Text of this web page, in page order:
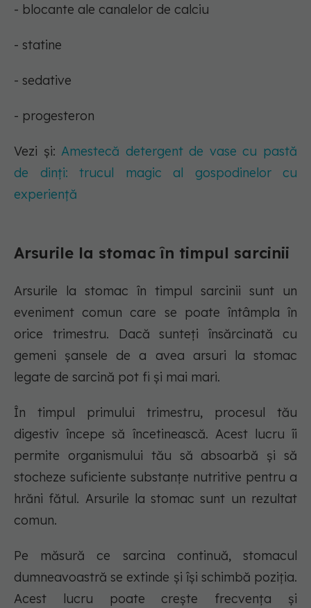
- blocante ale canalelor de calciu
- statine
- sedative
- progesteron
Vezi și:Amestecă detergent de vase cu pastă
de dinți: trucul magic al gospodinelor cu
experiență
Arsurile la stomac în timpul sarcinii
Arsurile la stomac în timpul sarcinii sunt un
eveniment comun care se poate întâmpla în
orice trimestru. Dacă sunteți însărcinată cu
gemeni șansele de a avea arsuri la stomac
legate de sarcină pot fi și mai mari.
În timpul primului trimestru, procesul tău
digestiv începe să încetinească. Acest lucru îi
permite organismului tău să absoarbă și să
stocheze suficiente substanțe nutritive pentru a
hrăni fătul. Arsurile la stomac sunt un rezultat
comun.
Pe măsură ce sarcina continuă, stomacul
dumneavoastră se extinde și își schimbă poziția.
Acest lucru poate crește frecvența și